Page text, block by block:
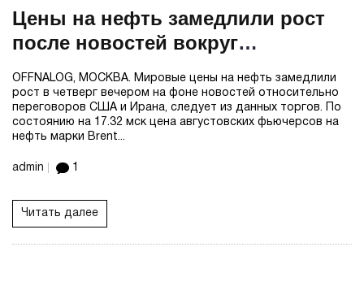
Цены на нефть замедлили рост
после новостей вокруг
переговоров США и Ирана
OFFNALOG, МОСКВА. Мировые цены на нефть замедлили
рост в четверг вечером на фоне новостей относительно
переговоров США и Ирана, следует из данных торгов. По
состоянию на 17.32 мск цена августовских фьючерсов на
нефть марки Brent...
admin 1
Читать далее